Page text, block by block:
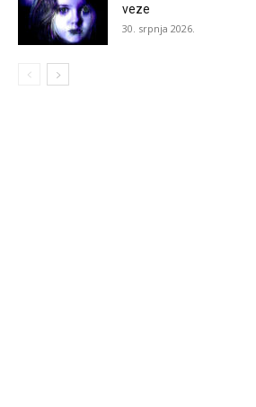
veze
30. srpnja 2026.